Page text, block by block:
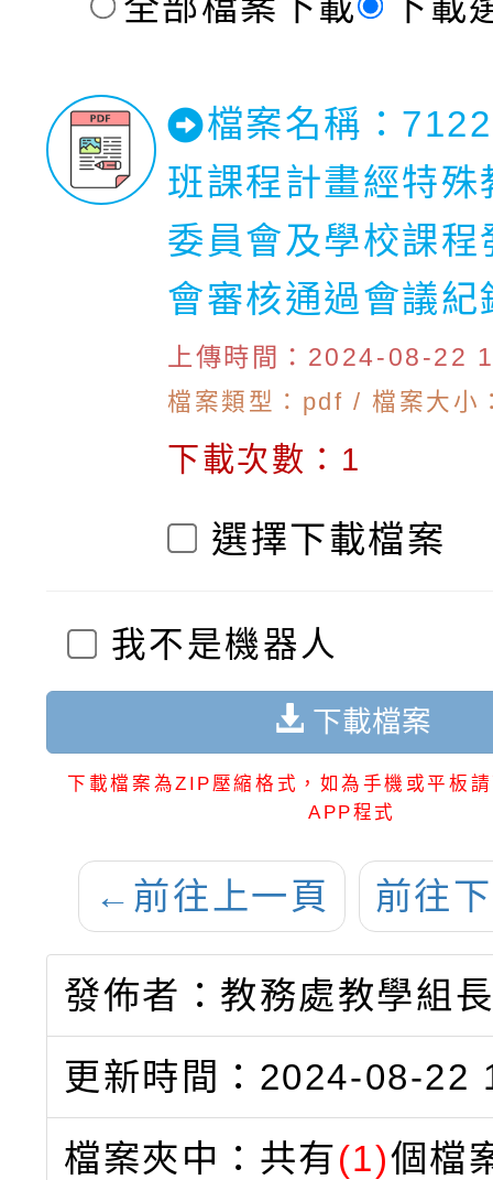
檔案名稱：
班課程計畫經特殊
委員會及學校課程
會審核通過會議
上傳時間：2024-08-22
檔案類型：pdf / 檔案大小
下載次數：1
選擇下載檔案
我不是機器人
下載檔案
下載檔案為ZIP壓縮格式，如為手機或平板
APP程式
← 前往上一頁 前往
發佈者：教務處教學組
更新時間：2024-08-22
檔案夾中：共有(1)個檔